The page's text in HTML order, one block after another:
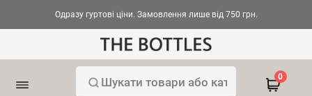
Одразу гуртові ціни. Замовлення лише від 750 грн.
0